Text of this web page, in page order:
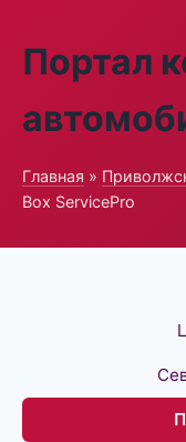
Портал
Главная »
Box ServicePro